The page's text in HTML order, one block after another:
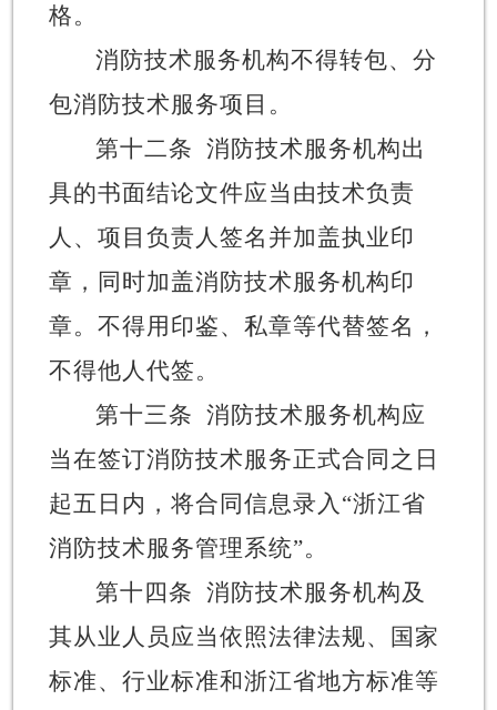
格。
消防技术服务机构不得转包、分
包消防技术服务项目。
第十二条 消防技术服务机构出
具的书面结论文件应当由技术负责
人、项目负责人签名并加盖执业印
章，同时加盖消防技术服务机构印
章。不得用印鉴、私章等代替签名，
不得他人代签。
第十三条 消防技术服务机构应
当在签订消防技术服务正式合同之日
起五日内，将合同信息录入 “浙江省
消防技术服务管理系统”。
第十四条 消防技术服务机构及
其从业人员应当依照法律法规、国家
标准、行业标准和浙江省地方标准等